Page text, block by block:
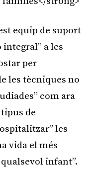
equip de suport
a les
per
les tècniques no
com ara
de
les
vida el més
infant”.